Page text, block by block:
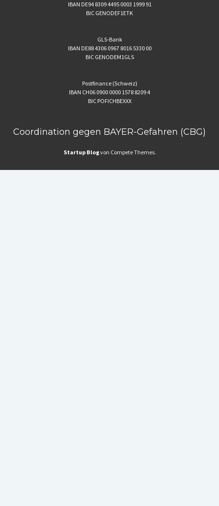
IBAN DE94 8309 4495 0003 1999 91
BIC GENODEF1ETK
GLS-Bank
IBAN DE88 4306 0967 8016 5330 00
BIC GENODEM1GLS
Postfinance (Schweiz)
IBAN CH06 0900 0000 1578 8209 4
BIC POFICHBEXXX
Coordination gegen BAYER-Gefahren (CBG)
Startup Blogvon Compete Themes.